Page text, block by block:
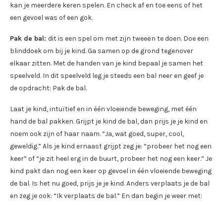
kan je meerdere keren spelen. En check af en toe eens of het
een gevoel was of een gok.
Pak de bal: dit is een spel om met zijn tweeën te doen. Doe een
blinddoek om bij je kind. Ga samen op de grond tegenover
elkaar zitten. Met de handen van je kind bepaal je samen het
speelveld. In dit speelveld leg je steeds een bal neer en geef je
de opdracht: Pak de bal.
Laat je kind, intuïtief en in één vloeiende beweging, met één
hand de bal pakken. Grijpt je kind de bal, dan prijs je je kind en
noem ook zijn of haar naam. “Ja, wat goed, super, cool,
geweldig.” Als je kind ernaast grijpt zeg je: “probeer het nog een
keer” of “je zit heel erg in de buurt, probeer het nog een keer.” Je
kind pakt dan nog een keer op gevoel in één vloeiende beweging
de bal. Is het nu goed, prijs je je kind. Anders verplaats je de bal
en zeg je ook: “Ik verplaats de bal.” En dan begin je weer met: